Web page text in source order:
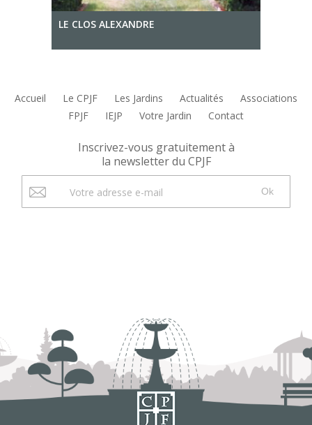
LE CLOS ALEXANDRE
Accueil Le CPJF Les Jardins Actualités
Associations
FPJF
IEJP Votre Jardin Contact
Inscrivez-vous gratuitement à
la newsletter du CPJF
Ok